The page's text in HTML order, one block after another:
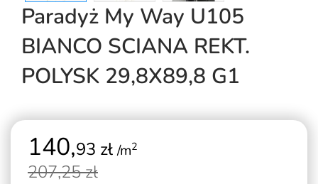
Paradyż My Way U105
BIANCO SCIANA REKT.
POLYSK 29,8X89,8 G1
140,93 zł/m2
207,25 zł